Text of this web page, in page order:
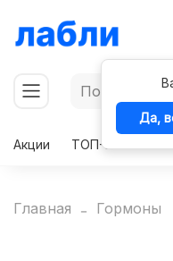
Да,
Акции
ТОП-50
Главная Гормоны